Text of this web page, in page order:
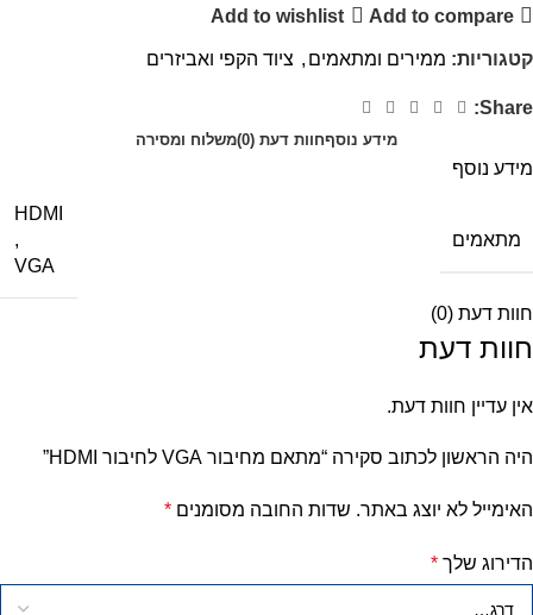
Add to compare
Add to wishlist
קטגוריות: ממירים ומתאמים , ציוד הקפי ואביזרים
Share:
מידע נוסףחוות דעת (0) משלוח ומסירה
מידע נוסף
מתאמים
HDMI
,
VGA
חוות דעת (0)
חוות דעת
אין עדיין חוות דעת.
היה הראשון לכתוב סקירה “מתאם מחיבור VGA לחיבור HDMI”
האימייל לא יוצג באתר. שדות החובה מסומנים *
הדירוג שלך *